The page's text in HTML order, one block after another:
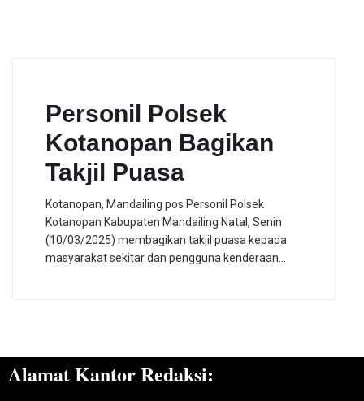
Personil Polsek
Kotanopan Bagikan
Takjil Puasa
Kotanopan, Mandailing pos Personil Polsek
Kotanopan Kabupaten Mandailing Natal, Senin
(10/03/2025) membagikan takjil puasa kepada
masyarakat sekitar dan pengguna kenderaan…
Alamat Kantor Redaksi: